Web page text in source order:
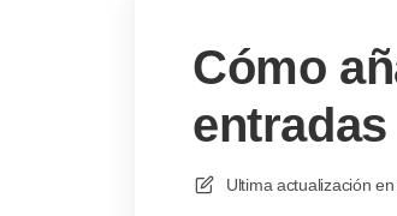
Cómo
entradas
Ultima actualización en